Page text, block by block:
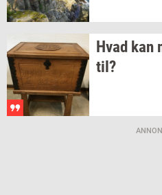
Hvad kan
til?